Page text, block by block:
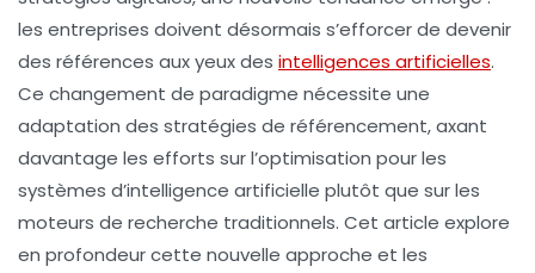
les entreprises doivent désormais s’efforcer de devenir
des références aux yeux des intelligences artificielles.
Ce changement de paradigme nécessite une
adaptation des stratégies de référencement, axant
davantage les efforts sur l’optimisation pour les
systèmes d’intelligence artificielle plutôt que sur les
moteurs de recherche traditionnels. Cet article explore
en profondeur cette nouvelle approche et les